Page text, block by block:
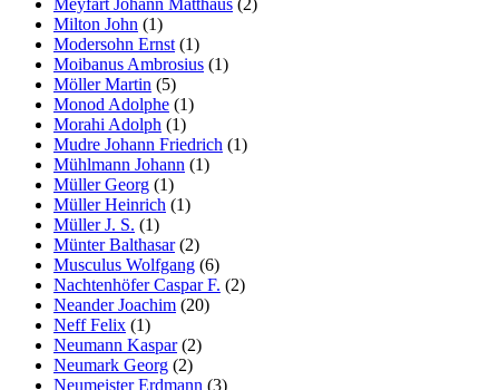
Meyfart Johann Matthäus (2)
Milton John (1)
Modersohn Ernst (1)
Moibanus Ambrosius (1)
Möller Martin (5)
Monod Adolphe (1)
Morahi Adolph (1)
Mudre Johann Friedrich (1)
Mühlmann Johann (1)
Müller Georg (1)
Müller Heinrich (1)
Müller J. S. (1)
Münter Balthasar(2)
Musculus Wolfgang (6)
Nachtenhöfer Caspar F. (2)
Neander Joachim (20)
Neff Felix (1)
Neumann Kaspar(2)
Neumark Georg (2)
Neumeister Erdmann (3)